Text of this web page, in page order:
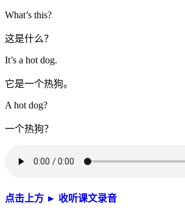
What’s this?
这是什么？
It’s a hot dog.
它是一个热狗。
A hot dog?
一个热狗？
点击上方 ► 收听课文录音